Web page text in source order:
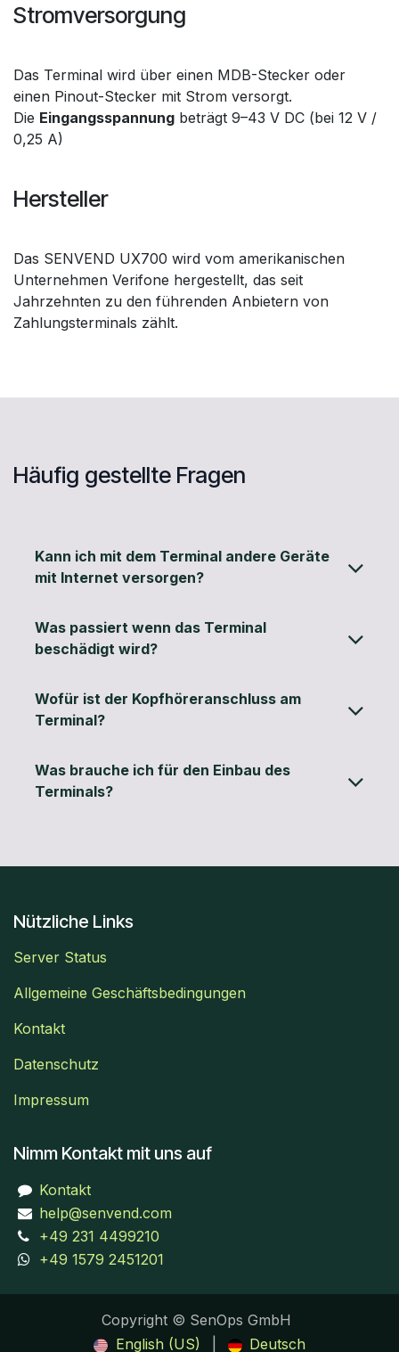
Stromversorgung
Das Terminal wird über einen MDB-Stecker oder
einen Pinout-Stecker mit Strom versorgt.
Die Eingangsspannung beträgt 9–43 V DC (bei 12 V /
0,25 A)
Hersteller
Das SENVEND UX700 wird vom amerikanischen
Unternehmen Verifone hergestellt, das seit
Jahrzehnten zu den führenden Anbietern von
Zahlungsterminals zählt.
Häufig gestellte Fragen
Kann ich mit dem Terminal andere Geräte
mit Internet versorgen?
Was passiert wenn das Terminal
beschädigt wird?
Wofür ist der Kopfhöreranschluss am
Terminal?
Was brauche ich für den Einbau des
Terminals?
Nützliche Links
Server Status
Allgemeine Geschäftsbedingungen
Kontakt
Datenschutz
Impressum
Nimm Kontakt mit uns auf
Kontakt
help@senvend.com
+49 231 4499210
+49 1579 2451201
Copyright © SenOps GmbH
English (US)
Deutsch